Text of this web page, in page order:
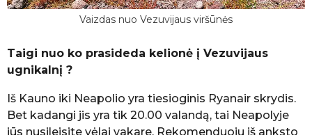
Vaizdas nuo Vezuvijaus viršūnės
Taigi nuo ko prasideda kelionė į Vezuvijaus
ugnikalnį ?
Iš Kauno iki Neapolio yra tiesioginis Ryanair skrydis.
Bet kadangi jis yra tik 20.00 valandą, tai Neapolyje
jūs nusileisite vėlai vakare. Rekomenduoju iš anksto